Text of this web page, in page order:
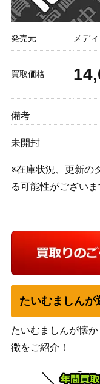
発売元 メデ
買取価格
備考
未開封
※在庫状況、更新の
る可能性がございま
たいむましんが
たいむましんが懐
徴をご紹介！